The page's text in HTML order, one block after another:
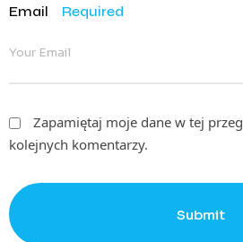
Email Required
Zapamiętaj moje dane w tej
kolejnych komentarzy.
Submit